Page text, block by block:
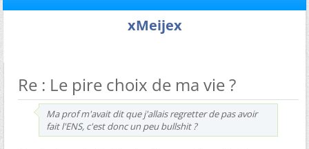
xMeijex
Re : Le pire choix de ma vie ?
Ma prof m'avait dit que j'allais regretter de pas avoir
fait l'ENS, c'est donc un peu bullshit ?